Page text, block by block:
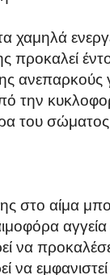
χαμηλά
προκαλεί
ανεπαρκούς
την
του
στο αίμα
αγγεία
να
να